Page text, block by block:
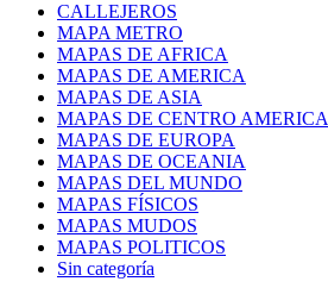
CALLEJEROS
MAPA METRO
MAPAS DE AFRICA
MAPAS DE AMERICA
MAPAS DE ASIA
MAPAS DE CENTRO AMERICA
MAPAS DE EUROPA
MAPAS DE OCEANIA
MAPAS DEL MUNDO
MAPAS FÍSICOS
MAPAS MUDOS
MAPAS POLITICOS
Sin categoría